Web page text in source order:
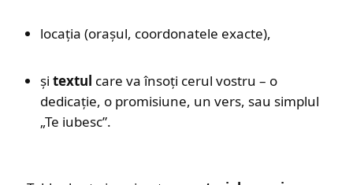
locația (orașul, coordonatele exacte),
și textul care va însoți cerul vostru – o
dedicație, o promisiune, un vers, sau simplul
„Te iubesc”.